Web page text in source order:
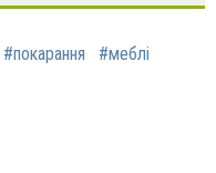
#покарання
#меблі